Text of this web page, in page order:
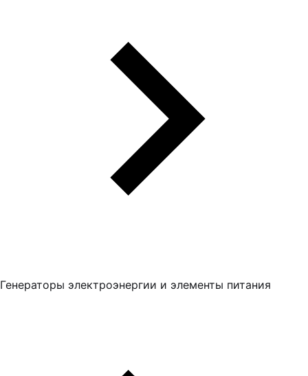
Генераторы электроэнергии и элементы питания